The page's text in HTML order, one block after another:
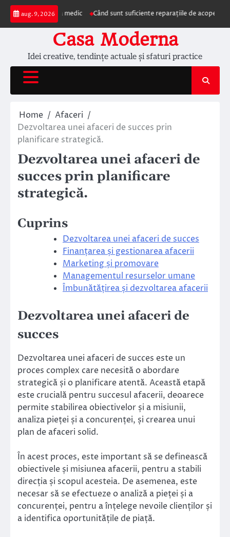
Skip
content
aug. 9, 2026
la medic Când sunt suficiente reparațiile de acoperiș și când
Casa Moderna
Idei creative, tendințe actuale și sfaturi practice
Home
Afaceri
Dezvoltarea unei afaceri de succes prin
planificare strategică.
Dezvoltarea unei afaceri de
succes prin planificare
strategică.
Cuprins
Dezvoltarea unei afaceri de succes
Finanțarea și gestionarea afacerii
Marketing și promovare
Managementul resurselor umane
Îmbunătățirea și dezvoltarea afacerii
Dezvoltarea unei afaceri de
succes
Dezvoltarea unei afaceri de succes este un
proces complex care necesită o abordare
strategică și o planificare atentă. Această etapă
este crucială pentru succesul afacerii, deoarece
permite stabilirea obiectivelor și a misiunii,
analiza pieței și a concurenței, și crearea unui
plan de afaceri solid.
În acest proces, este important să se definească
obiectivele și misiunea afacerii, pentru a stabili
direcția și scopul acesteia. De asemenea, este
necesar să se efectueze o analiză a pieței și a
concurenței, pentru a înțelege nevoile clienților și
a identifica oportunitățile de piață.